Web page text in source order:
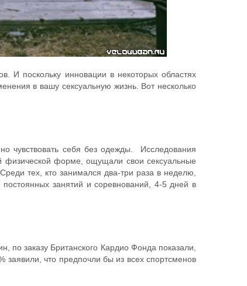
И поскольку инновации в некоторых областях
в вашу сексуальную жизнь. Вот несколько
чувствовать себя без одежды. Исследования
физической форме, ощущали свои сексуальные
тех, кто занимался два-три раза в неделю,
занятий и соревнований, 4-5 дней в
по заказу Британского Кардио Фонда показали,
что предпочли бы из всех спортсменов